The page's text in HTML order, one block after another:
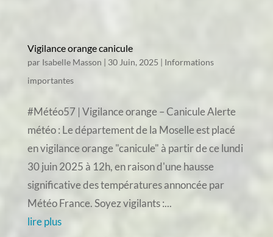
Vigilance orange canicule
par Isabelle Masson | 30 Juin, 2025 | Informations
importantes
#Météo57 | Vigilance orange – Canicule Alerte
météo : Le département de la Moselle est placé
en vigilance orange "canicule" à partir de ce lundi
30 juin 2025 à 12h, en raison d'une hausse
significative des températures annoncée par
Météo France. Soyez vigilants :...
lire plus